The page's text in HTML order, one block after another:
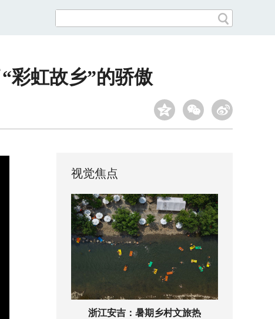
彩虹故乡”的骄傲
视觉焦点
浙江安吉：暑期乡村文旅热